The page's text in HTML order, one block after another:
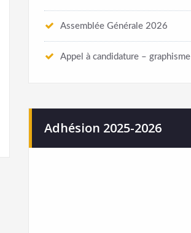
Assemblée Générale 2026
Appel à candidature – graphisme
Adhésion 2025-2026